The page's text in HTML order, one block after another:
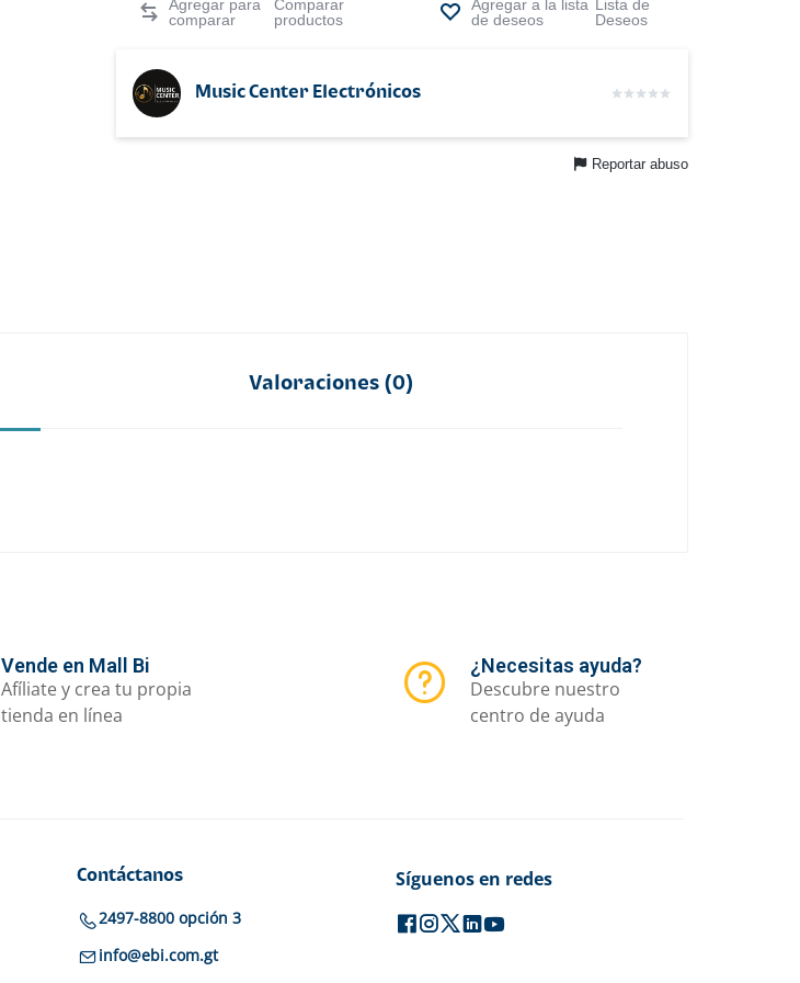
Comparar
productos
Lista de
Deseos
Music Center Electrónicos
Reportar abuso
Valoraciones (0)
Vende en Mall Bi
Afíliate y crea tu propia
tienda en línea
¿Necesitas ayuda?
Descubre nuestro
centro de ayuda
Contáctanos
2497-8800 opción 3
info@ebi.com.gt
Síguenos en redes